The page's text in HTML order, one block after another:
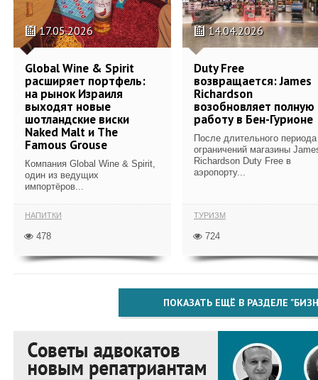
17.05.2026
Global Wine & Spirit
расширяет портфель:
на рынок Израиля
выходят новые
шотландские виски
Naked Malt и The
Famous Grouse
Компания Global Wine & Spirit,
один из ведущих
импортёров...
НАПИТКИ
478
14.04.2026
Duty Free
возвращается: James
Richardson
возобновляет полную
работу в Бен-Гурионе
После длительного периода
ограничений магазины
Richardson Duty Free в
аэропорту...
ТУРИЗМ
724
ПОКАЗАТЬ ЕЩЁ В РАЗДЕЛЕ